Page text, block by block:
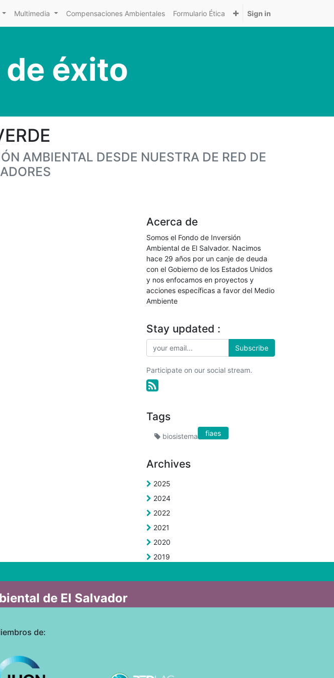
Multimedia Compensaciones Ambientales Formulario Ética Sign in
éxito
AMBIENTAL DESDE NUESTRA DE RED DE
Acerca de
Somos el Fondo de Inversión
Ambiental de El Salvador. Nacimos
hace 29 años por un canje de deuda
con el Gobierno de los Estados Unidos
y nos enfocamos en proyectos y
acciones específicas a favor del Medio
Ambiente
Stay updated :
Subscribe
Participate on our social stream.
Tags
biosistema fiaes
Archives
2025
2024
2022
2021
2020
2019
de El Salvador
de: